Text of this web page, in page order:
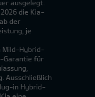
ausgelegt.
die Kia-
der
je
Mild-Hybrid-
Garantie für
Ausschließlich
in Hybrid-